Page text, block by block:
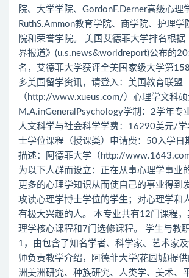
院、大学学院、GordonF.Derner高级心理
RuthS.Ammon教育学院、商学院、护理学
院和荣誉学院。 美国艾德菲大学排名根据
界报道》(u.s.news&worldreport)公布的
名，艾德菲大学获评全美国家级大学第
多美国留学资讯，请登入：美国教育联盟
（http://www.xueus.com/）心理学文科
M.A.inGeneralPsychology学制：2学年专
人文科学与社会科学学费：16290美元/学
士学位课程（授课类）申请费：50入学日
描述：阿德菲大学（http://
为以下人群而设立：正在从事心理学事业
更多的心理学知识从而使自己的事业得到
攻读心理学博士学位的学生；对心理学和
有极大兴趣的人。 本专业共有12门课程
理学核心课程和7门选修课程。 学生与教
1，由包含了知名学者、科学家、艺术家
师负责教学介绍，阿德菲大学(花园城)提
洲美洲研究、种族研究、人类学、美术、